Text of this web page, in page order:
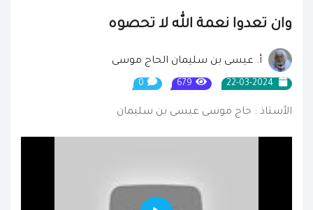
وان تعدوا نعمة الله لا تحصوه
أ. عيسى بن سليمان الحاج موسى
679
0
الأستاذ : حاج موسى عيسى بن سليمان